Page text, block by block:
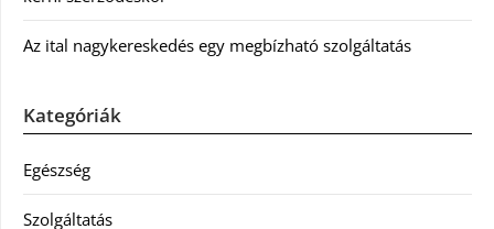
Az ital nagykereskedés egy megbízható szolgáltatás
Kategóriák
Egészség
Szolgáltatás